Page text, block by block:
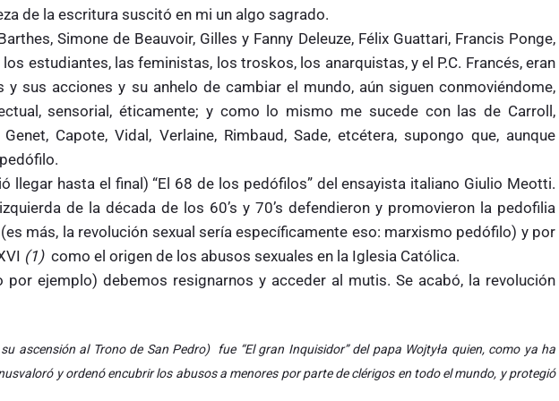
de la escritura suscitó en mi un algo sagrado.
Simone de Beauvoir, Gilles y Fanny Deleuze, Félix Guattari, Francis Ponge,
estudiantes, las feministas, los troskos, los anarquistas, y el P.C. Francés, eran
sus acciones y su anhelo de cambiar el mundo, aún siguen conmoviéndome,
sensorial, éticamente; y como lo mismo me sucede con las de Carroll,
Capote, Vidal, Verlaine, Rimbaud, Sade, etcétera, supongo que, aunque
llegar hasta el final) “El 68 de los pedófilos” del ensayista italiano Giulio Meotti.
de la década de los 60’s y 70’s defendieron y promovieron la pedofilia
más, la revolución sexual sería específicamente eso: marxismo pedófilo) y por
(1) como el origen de los abusos sexuales en la Iglesia Católica.
por ejemplo) debemos resignarnos y acceder al mutis. Se acabó, la revolución
ascensión al Trono de San Pedro) fue “El gran Inquisidor” del papa Wojtyła quien, como ya ha
y ordenó encubrir los abusos a menores por parte de clérigos en todo el mundo, y protegió